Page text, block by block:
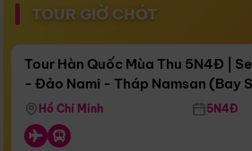
TOUR GIỜ CHÓT
Còn17 ngày 10:59:47
Bay Sun Phuquoc Airways
Tour Hàn Quốc Mùa Thu 5N4Đ |
- Đảo Nami - Tháp Namsan (Bay
Airways)
Hồ Chí Minh 5N4Đ